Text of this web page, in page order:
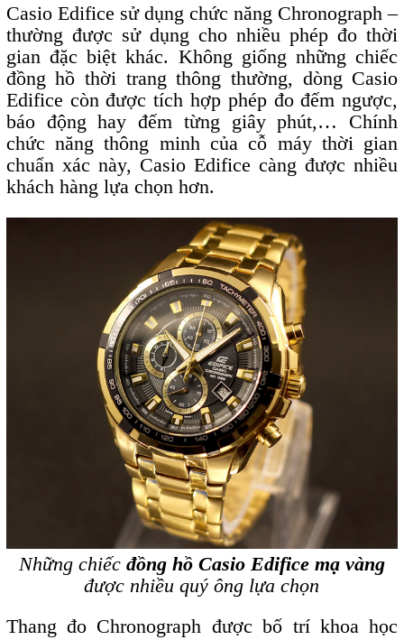
Casio Edifice sử dụng chức năng Chronograph –
thường được sử dụng cho nhiều phép đo thời
gian đặc biệt khác. Không giống những chiếc
đồng hồ thời trang thông thường, dòng Casio
Edifice còn được tích hợp phép đo đếm ngược,
báo động hay đếm từng giây phút,… Chính
chức năng thông minh của cỗ máy thời gian
chuẩn xác này, Casio Edifice càng được nhiều
khách hàng lựa chọn hơn.
Những chiếc đồng hồ Casio Edifice mạ vàng
được nhiều quý ông lựa chọn
Thang đo Chronograph được bố trí khoa học